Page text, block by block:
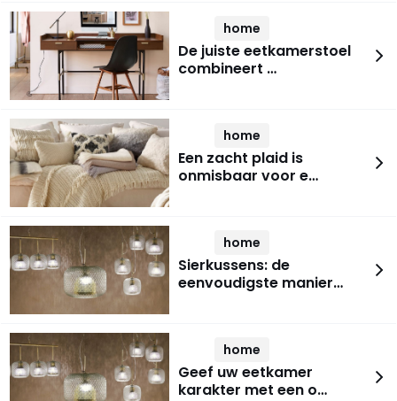
home
De juiste eetkamerstoel
combineert …
home
Een zacht plaid is
onmisbaar voor e…
home
Sierkussens: de
eenvoudigste manier…
home
Geef uw eetkamer
karakter met een o…